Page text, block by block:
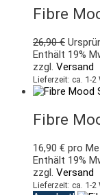
Fibre
26,90€
Enthält 19%
zzgl. Versand
Lieferzeit: ca. 1-2
Fibre
16,90 € pro
Enthält 19%
zzgl. Versand
Lieferzeit: ca. 1-2